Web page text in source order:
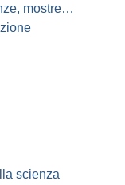
mostre…
scienza